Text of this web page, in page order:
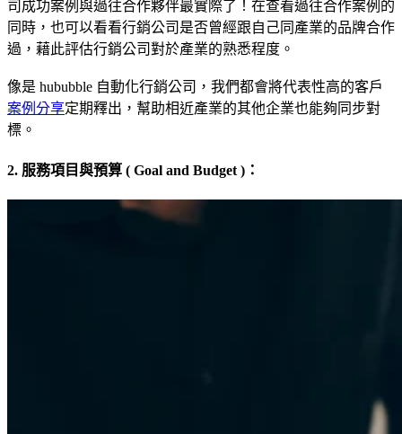
司成功案例與過往合作夥伴最實際了！在查看過往合作案例的
同時，也可以看看行銷公司是否曾經跟自己同產業的品牌合作
過，藉此評估行銷公司對於產業的熟悉程度。
像是 hububble 自動化行銷公司，我們都會將代表性高的客戶
案例分享定期釋出，幫助相近產業的其他企業也能夠同步對
標。
2. 服務項目與預算 ( Goal and Budget )：